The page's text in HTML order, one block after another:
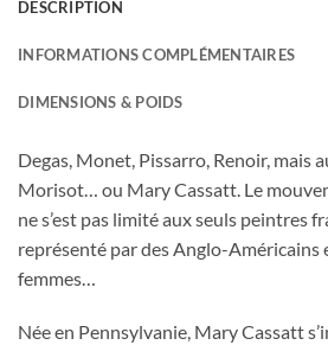
DESCRIPTION
INFORMATIONS COMPLÉMENTAIRES
DIMENSIONS & POIDS
Degas, Monet, Pissarro, Renoir, mais
Morisot… ou Mary Cassatt. Le
ne s’est pas limité aux seuls peintres
représenté par des Anglo-Américains
femmes…
Née en Pennsylvanie, Mary Cassatt